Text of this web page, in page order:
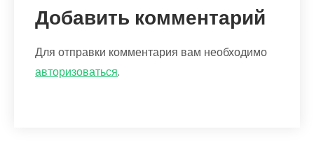
Добавить комментарий
Для отправки комментария вам необходимо
авторизоваться.